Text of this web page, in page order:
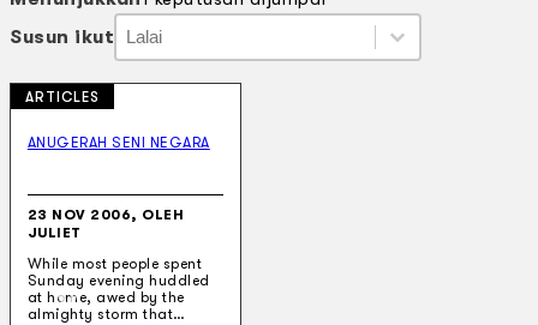
Teater
Penapisan
Sejarah Lisan
Hubungi Kami
BM
Susun ikut Susun ikut
Susun ikut
Susun ikut
ARTICLES
ANUGERAH SENI NEGARA
23 NOV 2006, OLEH
JULIET
While most people spent
Sunday evening huddled
at home, awed by the
almighty storm that…